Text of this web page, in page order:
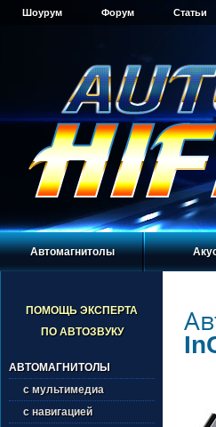
Шоурум Форум Статьи
Автомагнитолы
ПОМОЩЬ ЭКСПЕРТА
ПО АВТОЗВУКУ
АВТОМАГНИТОЛЫ
с мультимедиа
с навигацией